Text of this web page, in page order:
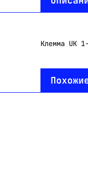
Клемма UK